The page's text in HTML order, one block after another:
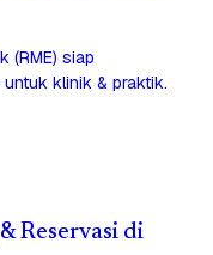
(RME) siap
untuk klinik & praktik.
Reservasi di